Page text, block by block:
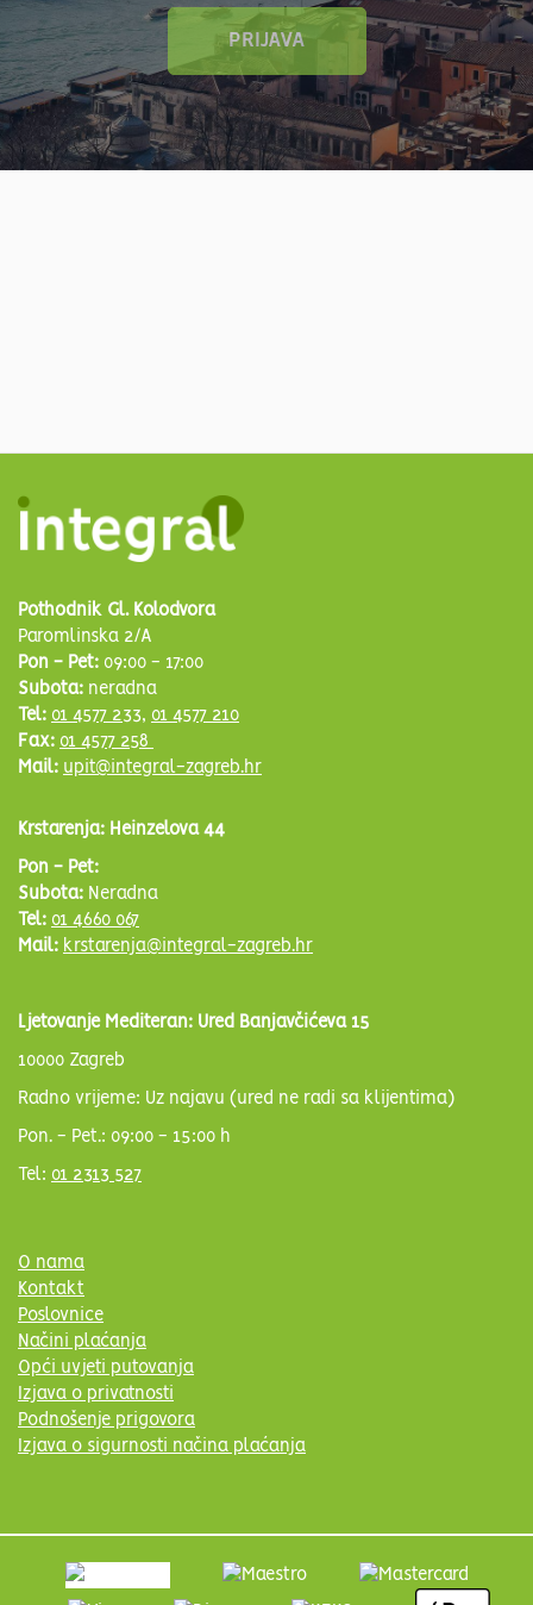
Pothodnik Gl. Kolodvora
Paromlinska 2/A
Pon - Pet: 09:00 - 17:00
Subota: neradna
Tel: 01 4577 233, 01 4577 210
Fax: 01 4577 258
Mail: upit@integral-zagreb.hr
Krstarenja: Heinzelova 44
Pon - Pet:
Subota: Neradna
Tel: 01 4660 067
Mail: krstarenja@integral-zagreb.hr
Ljetovanje Mediteran: Ured Banjavčićeva 15
10000 Zagreb
Radno vrijeme: Uz najavu (ured ne radi sa klijentima)
Pon. - Pet.: 09:00 - 15:00 h
Tel: 01 2313 527
O nama
Kontakt
Poslovnice
Načini plaćanja
Opći uvjeti putovanja
Izjava o privatnosti
Podnošenje prigovora
Izjava o sigurnosti načina plaćanja